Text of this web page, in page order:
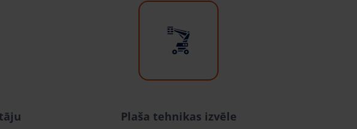
Plaša tehnikas izvēle